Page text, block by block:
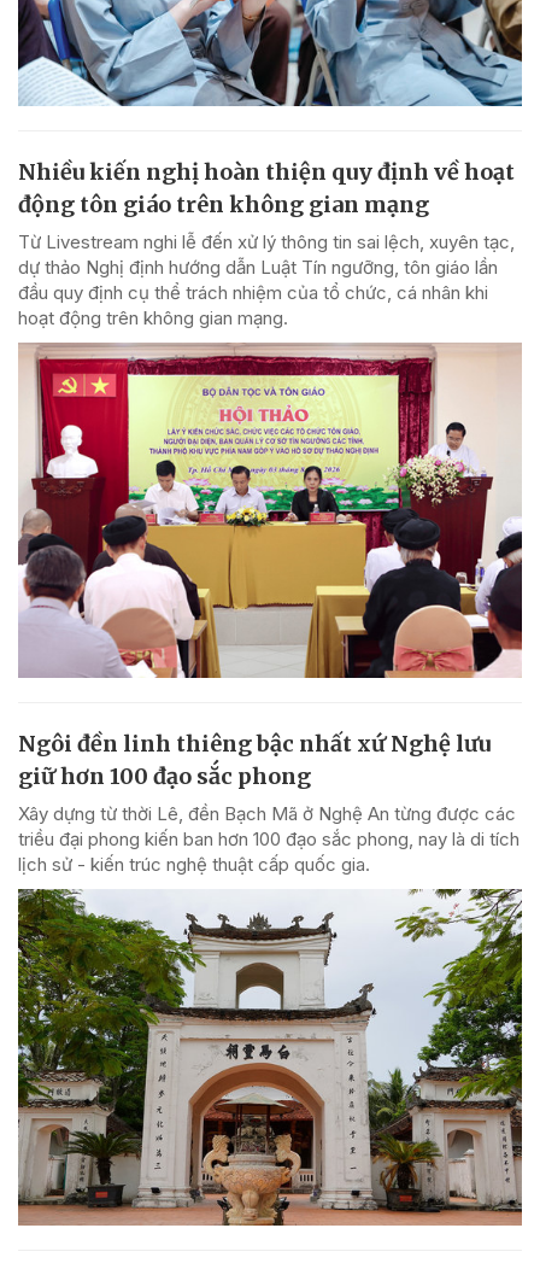
Nhiều kiến nghị hoàn thiện quy định về hoạt
động tôn giáo trên không gian mạng
Từ Livestream nghi lễ đến xử lý thông tin sai lệch, xuyên tạc,
dự thảo Nghị định hướng dẫn Luật Tín ngưỡng, tôn giáo lần
đầu quy định cụ thể trách nhiệm của tổ chức, cá nhân khi
hoạt động trên không gian mạng.
Ngôi đền linh thiêng bậc nhất xứ Nghệ lưu
giữ hơn 100 đạo sắc phong
Xây dựng từ thời Lê, đền Bạch Mã ở Nghệ An từng được các
triều đại phong kiến ban hơn 100 đạo sắc phong, nay là di tích
lịch sử - kiến trúc nghệ thuật cấp quốc gia.